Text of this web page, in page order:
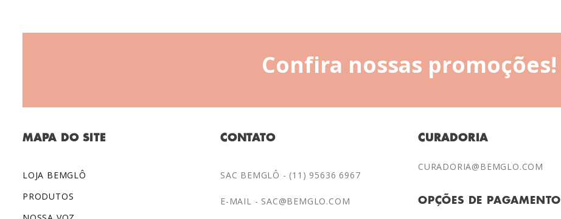
Confira nossas promoções!
MAPA DO SITE
LOJA BEMGLÔ
PRODUTOS
CONTATO
SAC BEMGLÔ - (11) 95636 6967
E-MAIL - SAC@BEMGLO.COM
CURADORIA
CURADORIA@BEMGLO.COM
OPÇÕES DE PAGAMENTO